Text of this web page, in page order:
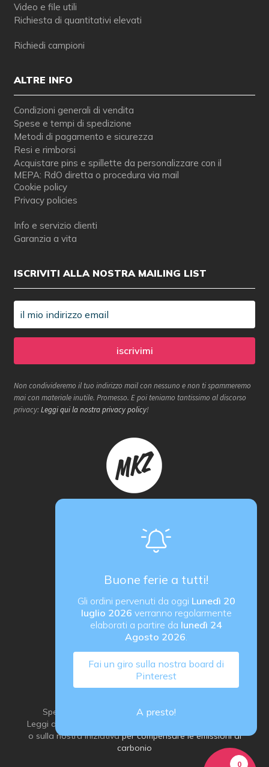
Buone ferie a tutti!
Gli ordini pervenuti da oggi Lunedì 20
luglio 2026 verranno regolarmente
elaborati a partire da lunedì 24
Agosto 2026.
Fai un giro sulla nostra board di
Pinterest
A presto!
Video e file utili
Richiesta di quantitativi elevati
Richiedi campioni
ALTRE INFO
Condizioni generali di vendita
Spese e tempi di spedizione
Metodi di pagamento e sicurezza
Resi e rimborsi
Acquistare pins e spillette da personalizzare con il
MEPA: RdO diretta o procedura via mail
Cookie policy
Privacy policies
Info e servizio clienti
Garanzia a vita
ISCRIVITI ALLA NOSTRA MAILING LIST
Non condivideremo il tuo indirizzo mail con nessuno e non ti spammeremo
mai con materiale inutile. Promesso. E poi teniamo tantissimo al discorso
privacy:Leggi qui la nostra privacy policy!
proActiva / redcell
Sede operativa
via G. Ungaretti 14, 24040 Verdellino (BG) Italy
P. IVA IT03184540163
Spediamo con grande attenzione all’ambiente:
Leggi di più sulla
o sulla nostra iniziativaper compensare le emissioni di
carbonio
0